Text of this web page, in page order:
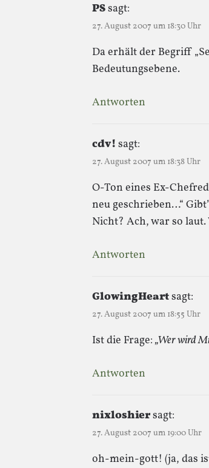
PSsagt:
27. August 2007 um 18:30 Uhr
Da erhält der Begriff
Bedeutungsebene.
Antworten
cdv! sagt:
27. August 2007 um 18:38 Uhr
O-Ton eines Ex-
neu geschrieben…“
Nicht? Ach, war so laut.
Antworten
GlowingHeartsagt:
27. August 2007 um 18:55 Uhr
Ist die Frage: „Wer wird
Antworten
nixloshiersagt:
27. August 2007 um 19:00 Uhr
oh-mein-gott! (ja, das